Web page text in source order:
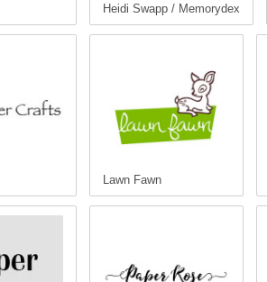
Heidi Swapp / Memorydex
Lawn Fawn